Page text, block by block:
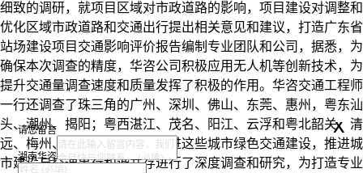
细致的调研，就项目区域对市政道路的影响，项目建设对调整和
优化区域市政道路和交通出行提出相关意见和建议，打造广东省
站场建设项目交通影响评价报告编制专业团队和公司，据悉，为
确保本次调查的精度，华咨公司积极应用无人机等创新技术，为
提升交通量调查速度和质量发挥了积极的作用。华咨交通工程师
一行还调查了珠三角的广州、深圳、佛山、东莞、惠州，粤东汕
头、潮州、揭阳；粤西湛江、茂名、阳江、云浮和粤北韶关、清
远、梅州、河源市，就如何推进这些城市绿色交通建设，推进城
市建设与交通出行和谐共存进行了深度调查和研究，为打造专业
请您留言 x
湖南华咨